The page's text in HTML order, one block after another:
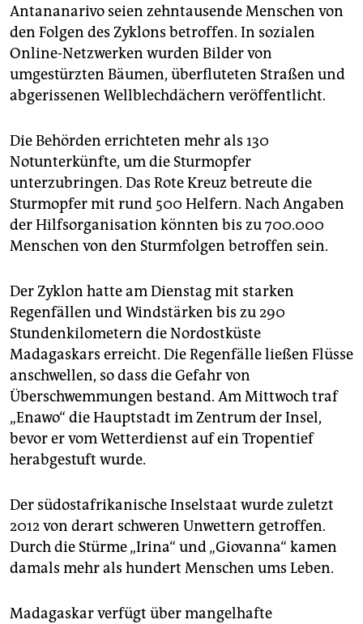
Antananarivo seien zehntausende Menschen von
den Folgen des Zyklons betroffen. In sozialen
Online-Netzwerken wurden Bilder von
umgestürzten Bäumen, überfluteten Straßen und
abgerissenen Wellblechdächern veröffentlicht.
Die Behörden errichteten mehr als 130
Notunterkünfte, um die Sturmopfer
unterzubringen. Das Rote Kreuz betreute die
Sturmopfer mit rund 500 Helfern. Nach Angaben
der Hilfsorganisation könnten bis zu 700.000
Menschen von den Sturmfolgen betroffen sein.
Der Zyklon hatte am Dienstag mit starken
Regenfällen und Windstärken bis zu 290
Stundenkilometern die Nordostküste
Madagaskars erreicht. Die Regenfälle ließen Flüsse
anschwellen, so dass die Gefahr von
Überschwemmungen bestand. Am Mittwoch traf
„Enawo“ die Hauptstadt im Zentrum der Insel,
bevor er vom Wetterdienst auf ein Tropentief
herabgestuft wurde.
Der südostafrikanische Inselstaat wurde zuletzt
2012 von derart schweren Unwettern getroffen.
Durch die Stürme „Irina“ und „Giovanna“ kamen
damals mehr als hundert Menschen ums Leben.
Madagaskar verfügt über mangelhafte